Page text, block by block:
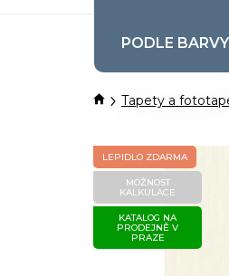
PODLE BARVY
DomůTapety a
LEPIDLO ZDARMA
MOŽNOST
KALKULACE
KATALOG NA
PRODEJNĚ V
PRAZE